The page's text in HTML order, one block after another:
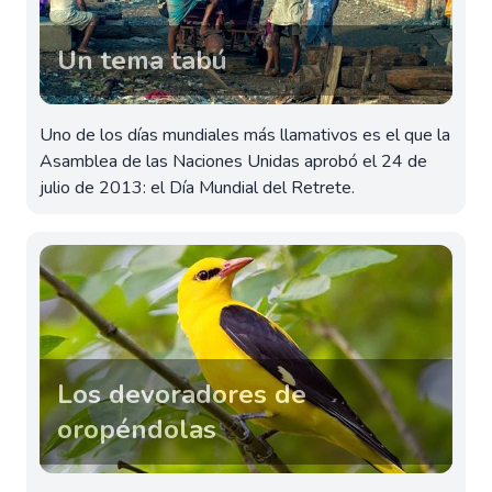
Un tema tabú
Uno de los días mundiales más llamativos es el que la
Asamblea de las Naciones Unidas aprobó el 24 de
julio de 2013: el Día Mundial del Retrete.
Los devoradores de
oropéndolas